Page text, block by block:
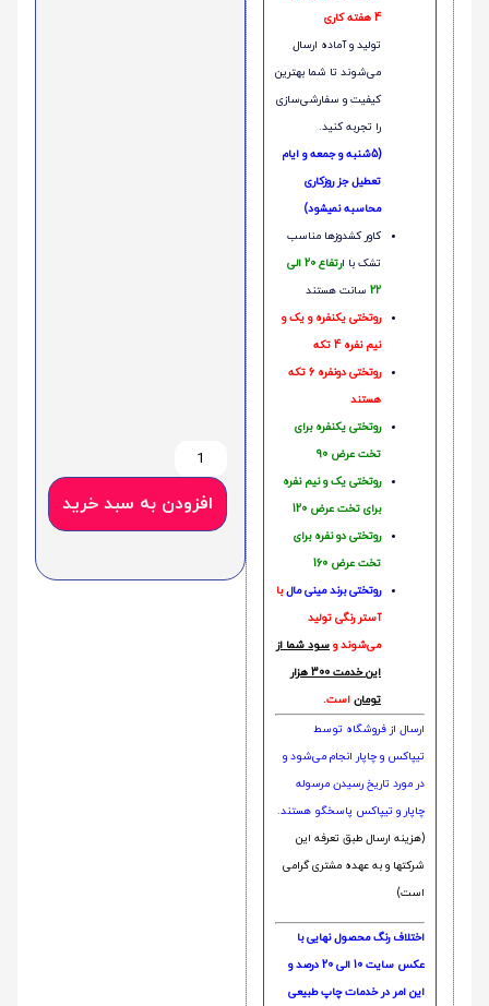
4 هفته کاری
تولید و آماده ارسال
می‌شوند تا شما بهترین
کیفیت و سفارشی‌سازی
را تجربه کنید.
(5شنبه و جمعه و ایام
تعطیل جز روزکاری
محاسبه نمیشود)
کاور کشدوزها مناسب
تشک با ا
رتفاع 20 الی
22 سانت هستند
روتختی یکنفره و یک و
نیم نفره 4 تکه
روتختی دونفره 6 تکه
هستند
روتختی یکنفره برای
تخت عرض 90
روتختی یک و نیم نفره
برای تخت عرض 120
روتختی دو نفره برای
تخت عرض 160
روتختی‌ برند مینی مالبا
آستر رنگی تولید
می‌شوند و سود شما از
این خدمت 300 هزار
تومان است.
ارسال از فروشگاه توسط
تیپاکس و چاپار انجام می‌شود و
در مورد تاریخ رسیدن مرسوله
چاپار و تیپاکس پاسخگو هستند.
(هزینه ارسال طبق تعرفه این
شرکتها و به عهده مشتری گرامی
است)
اختلاف رنگ محصول نهایی با
عکس سایت 10 الی 20 درصد و
این امر در خدمات چاپ طبیعی
افزودن به سبد خرید